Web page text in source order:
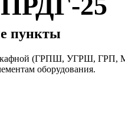
пункты
(ГРПШ, УГРШ, ГРП,
оборудования.